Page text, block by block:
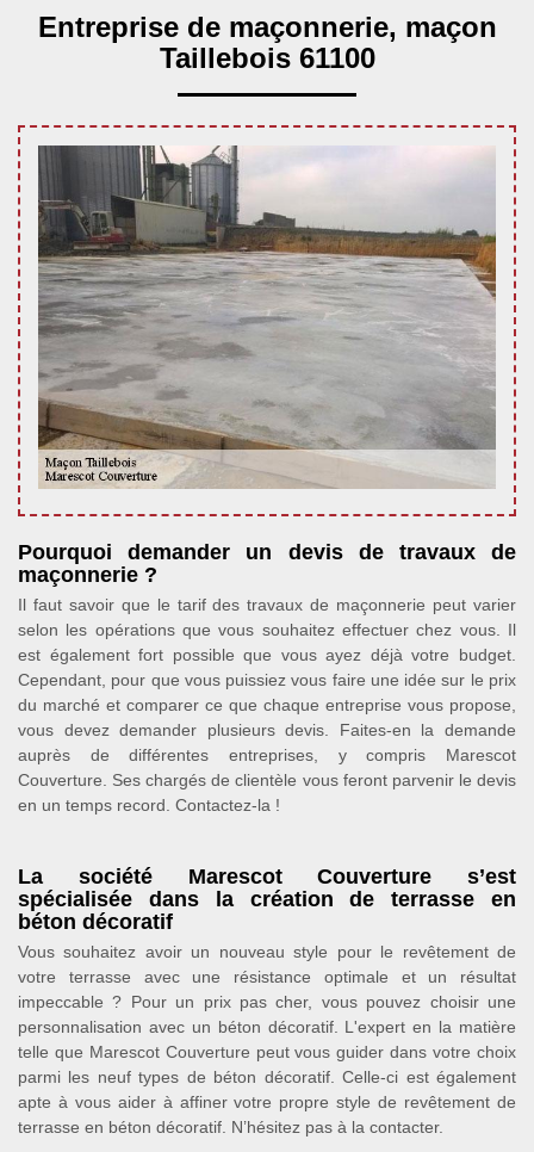
Entreprise de maçonnerie, maçon
Taillebois 61100
Pourquoi demander un devis de travaux de
maçonnerie ?
Il faut savoir que le tarif des travaux de maçonnerie peut varier
selon les opérations que vous souhaitez effectuer chez vous. Il
est également fort possible que vous ayez déjà votre budget.
Cependant, pour que vous puissiez vous faire une idée sur le prix
du marché et comparer ce que chaque entreprise vous propose,
vous devez demander plusieurs devis. Faites-en la demande
auprès de différentes entreprises, y compris Marescot
Couverture. Ses chargés de clientèle vous feront parvenir le devis
en un temps record. Contactez-la !
La société Marescot Couverture s’est
spécialisée dans la création de terrasse en
béton décoratif
Vous souhaitez avoir un nouveau style pour le revêtement de
votre terrasse avec une résistance optimale et un résultat
impeccable ? Pour un prix pas cher, vous pouvez choisir une
personnalisation avec un béton décoratif. L'expert en la matière
telle que Marescot Couverture peut vous guider dans votre choix
parmi les neuf types de béton décoratif. Celle-ci est également
apte à vous aider à affiner votre propre style de revêtement de
terrasse en béton décoratif. N’hésitez pas à la contacter.